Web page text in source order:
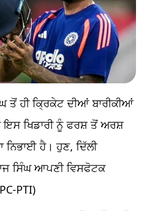
ਤੋਂ ਹੀ ਕ੍ਰਿਕੇਟ ਦੀਆਂ ਬਾਰੀਕੀਆਂ
ਖਿਡਾਰੀ ਨੂੰ ਫਰਸ਼ ਤੋਂ ਅਰਸ਼
ਨਿਭਾਈ ਹੈ। ਹੁਣ, ਦਿੱਲੀ
ਸਿੰਘ ਆਪਣੀ ਵਿਸਫੋਟਕ
PTI)